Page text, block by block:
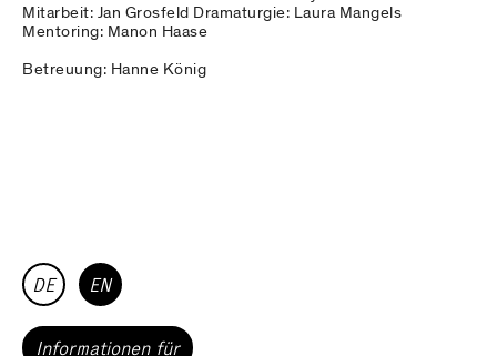
Mitarbeit: Jan Grosfeld Dramaturgie: Laura Mangels
Mentoring: Manon Haase
Betreuung: Hanne König
Informationen für
DE EN